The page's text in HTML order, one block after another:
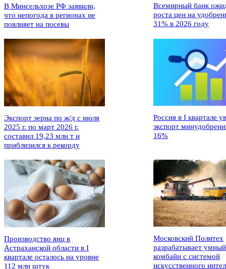
В Минсельхозе РФ заявили,
что непогода в регионах не
повлияет на посевы
Всемирный банк
роста цен на
31% в 2026 году
Экспорт зерна по ж/д с июля
2025 г. по март 2026 г.
составил 19,23 млн т и
приблизился к рекорду
Россия в I квартале
экспорт
16%
Производство яиц в
Астраханской области в I
квартале осталось на уровне
112 млн штук
Московский Политех
разрабатывает умный
комбайн с системой
искусственного